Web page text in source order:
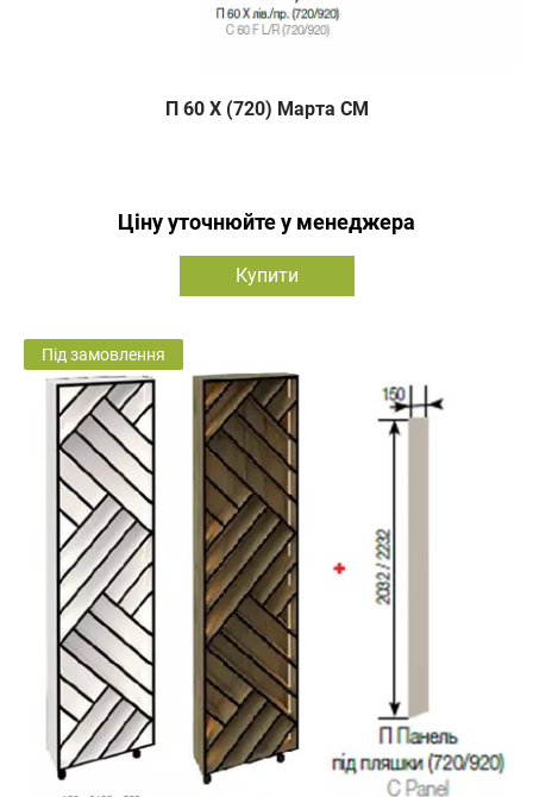
П 60 Х (720) Марта СМ
Ціну уточнюйте у менеджера
Купити
Під замовлення